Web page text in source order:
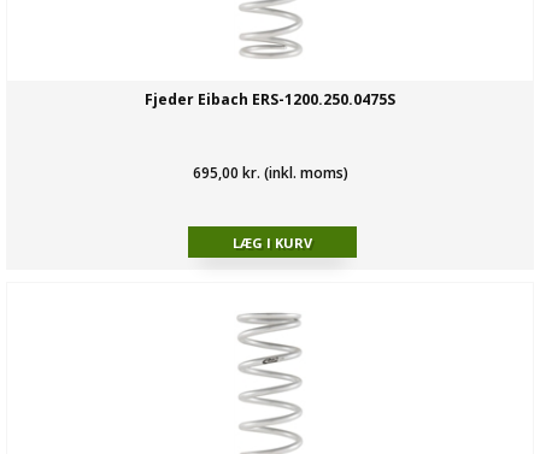
Fjeder Eibach ERS-1200.250.0475S
695,00 kr. (inkl. moms)